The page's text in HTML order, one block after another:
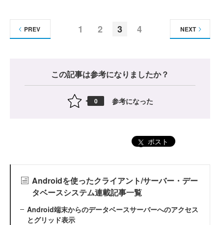
1 2 3 4
PREV NEXT
この記事は参考になりましたか？
0 参考になった
ポスト
Androidを使ったクライアント/サーバー・デー
タベースシステム連載記事一覧
Android端末からのデータベースサーバーへのアクセス
とグリッド表示